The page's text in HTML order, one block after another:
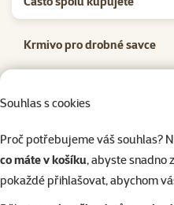
Souhlas s cookies
Proč potřebujeme váš souhlas?
co máte v košíku, abyste snadno
pokaždé přihlašovat, abychom
Krmivo pro drobné savce
Hračky pro drobné savce
Seno